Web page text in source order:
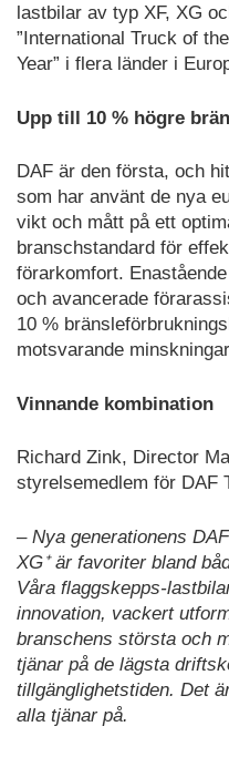
lastbilar av typ XF, XG
”International Truck of
Year” i flera länder i
Upp till 10 % högre
DAF är den första, och
som har använt de nya
vikt och mått på ett
branschstandard för
förarkomfort.
och avancerade
10 %
motsvarande
Vinnande kombination
Richard Zink, Director
styrelsemedlem för DAF
– Nya generationens
XG⁺ är favoriter bland
Våra flaggskepps-
innovation, vackert
branschens största och
tjänar på de lägsta
tillgänglighetstiden. Det
alla tjänar på.